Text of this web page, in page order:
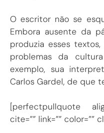
O escritor não se
Embora ausente da
produzia esses
problemas da
exemplo, sua
Carlos Gardel, de que
[perfectpullquote
cite=”” link=”” color=””